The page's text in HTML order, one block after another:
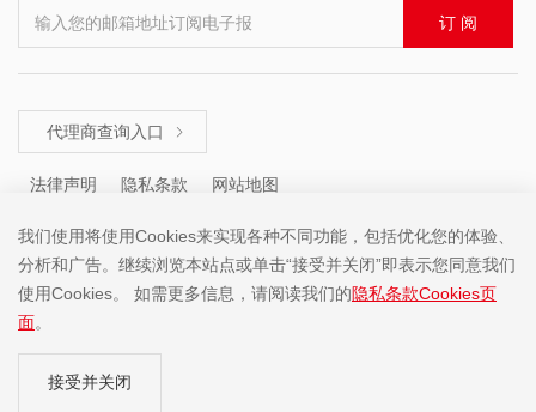
输入您的邮箱地址订阅电子报 订 阅
代理商查询入口 
法律声明 隐私条款 网站地图
咨询热线 ： +86 (755) 8671 5143
我们使用将使用Cookies来实现各种不同功能，包括优化您的体验、
分析和广告。继续浏览本站点或单击“接受并关闭”即表示您同意我们
使用Cookies。 如需更多信息，请阅读我们的隐私条款Cookies页
面。
接受并关闭